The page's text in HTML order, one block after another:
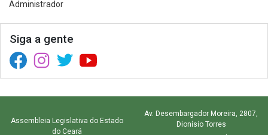
Administrador
Siga a gente
Facebook (abre em nova janela)
Instagram (abre em nova janela)
Twitter (abre em nova janela)
YouTube (abre em nova janela)
Assembleia Legislativa do Estado
do Ceará
Av. Desembargador Moreira, 2807,
Dionísio Torres